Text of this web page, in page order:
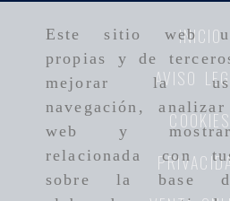
Este sitio web
propias y de
mejorar la
navegación,
web y mostrar
relacionada con
sobre la base
INICIO
AVISO
COOKIES